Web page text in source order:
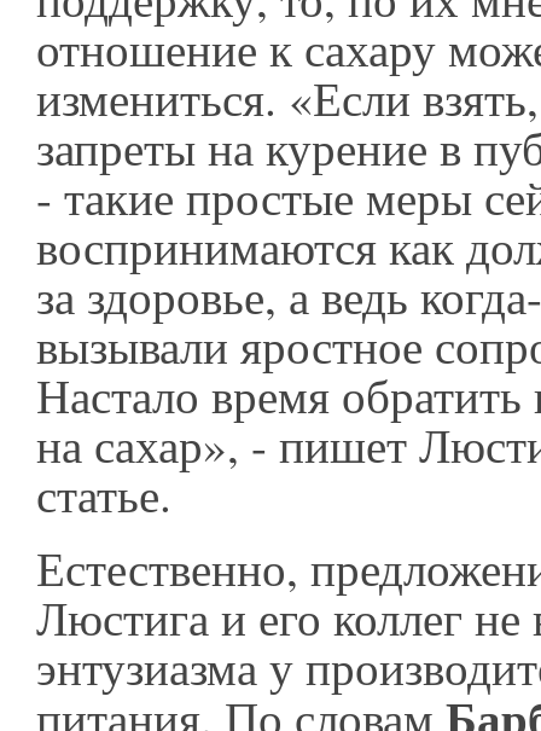
отношение к сахару
измениться. «Если
запреты на курение в
- такие простые меры
воспринимаются как
за здоровье, а ведь
вызывали яростное
Настало время
на сахар», - пишет
статье.
Естественно,
Люстига и его коллег не
энтузиазма у
питания. По словам